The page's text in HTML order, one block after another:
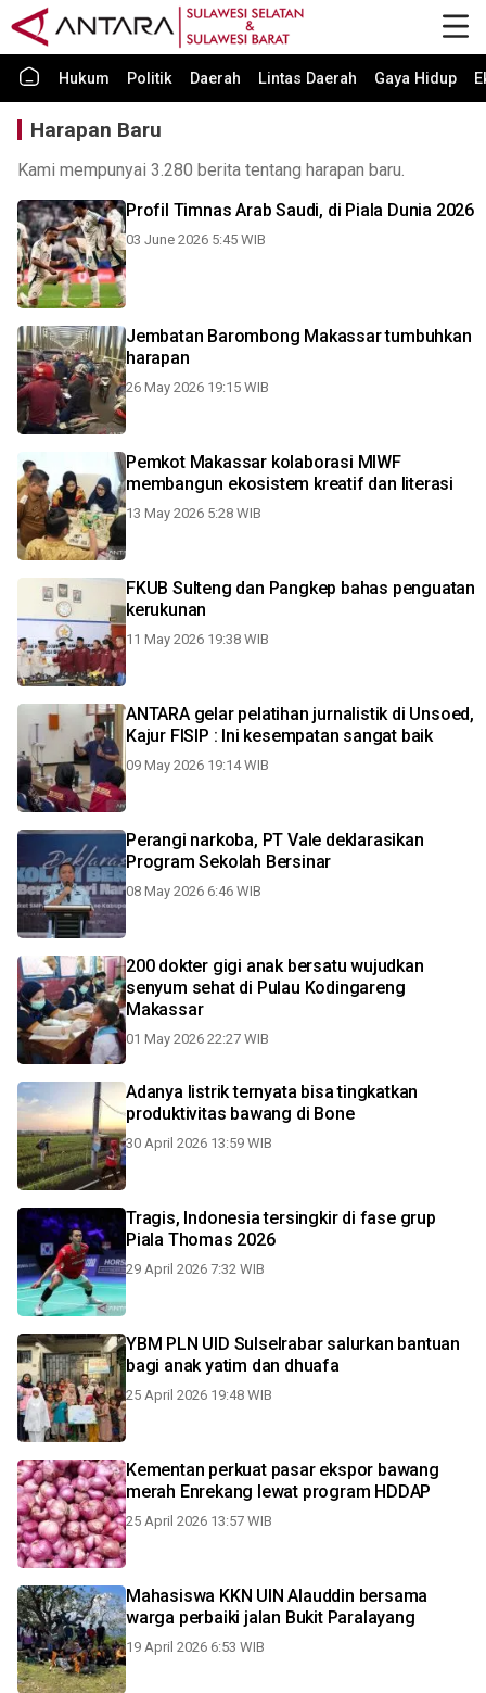
Hukum Politik Daerah Lintas Daerah Gaya Hidup
Harapan Baru
Kami mempunyai 3.280 berita tentang harapan baru.
Profil Timnas Arab Saudi, di Piala Dunia 2026
03 June 2026 5:45 WIB
Jembatan Barombong Makassar tumbuhkan
harapan
26 May 2026 19:15 WIB
Pemkot Makassar kolaborasi MIWF
membangun ekosistem kreatif dan literasi
13 May 2026 5:28 WIB
FKUB Sulteng dan Pangkep bahas penguatan
kerukunan
11 May 2026 19:38 WIB
ANTARA gelar pelatihan jurnalistik di Unsoed,
Kajur FISIP : Ini kesempatan sangat baik
09 May 2026 19:14 WIB
Perangi narkoba, PT Vale deklarasikan
Program Sekolah Bersinar
08 May 2026 6:46 WIB
200 dokter gigi anak bersatu wujudkan
senyum sehat di Pulau Kodingareng
Makassar
01 May 2026 22:27 WIB
Adanya listrik ternyata bisa tingkatkan
produktivitas bawang di Bone
30 April 2026 13:59 WIB
Tragis, Indonesia tersingkir di fase grup
Piala Thomas 2026
29 April 2026 7:32 WIB
YBM PLN UID Sulselrabar salurkan bantuan
bagi anak yatim dan dhuafa
25 April 2026 19:48 WIB
Kementan perkuat pasar ekspor bawang
merah Enrekang lewat program HDDAP
25 April 2026 13:57 WIB
Mahasiswa KKN UIN Alauddin bersama
warga perbaiki jalan Bukit Paralayang
19 April 2026 6:53 WIB